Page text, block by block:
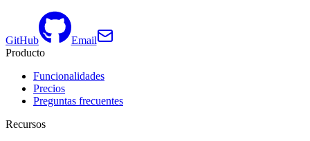
GitHub
Email
Producto
Funcionalidades
Precios
Preguntas frecuentes
Recursos